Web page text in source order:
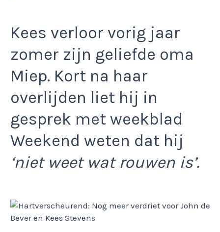
Kees verloor vorig jaar
zomer zijn geliefde oma
Miep. Kort na haar
overlijden liet hij in
gesprek met weekblad
Weekend weten dat hij
‘niet weet wat rouwen is’.